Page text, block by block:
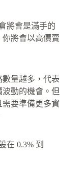
將會是滿手的
你將會以高價賣
數量越多，代表
動的機會。但
需要準備更多資
在 0.3% 到